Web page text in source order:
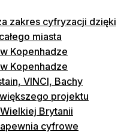
zakres cyfryzacji dzięki
miasta
Kopenhadze
Kopenhadze
VINCI, Bachy
projektu
Brytanii
cyfrowe